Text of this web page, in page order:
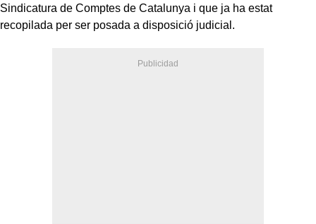
Sindicatura de Comptes de Catalunya i que ja ha estat
recopilada per ser posada a disposició judicial.